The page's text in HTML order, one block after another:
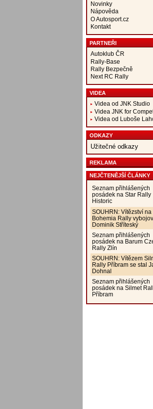
Novinky
Nápověda
O Autosport.cz
Kontakt
PARTNEŘI
Autoklub ČR
Rally-Base
Rally Bezpečně
Next RC Rally
VIDEA
Videa od JNK Studio
Videa JNK for
Videa od Luboše
ODKAZY
Užitečné odkazy
REKLAMA
NEJČTENĚJŠÍ ČLÁNKY
Seznam přihlášených
posádek na Star Rally
Historic
SOUHRN: Vítězství na
Bohemia Rally
Dominik Stříteský
Seznam přihlášených
posádek na Barum
Rally Zlín
SOUHRN: Vítězem
Rally Příbram se stal
Dohnal
Seznam přihlášených
posádek na Silmet
Příbram